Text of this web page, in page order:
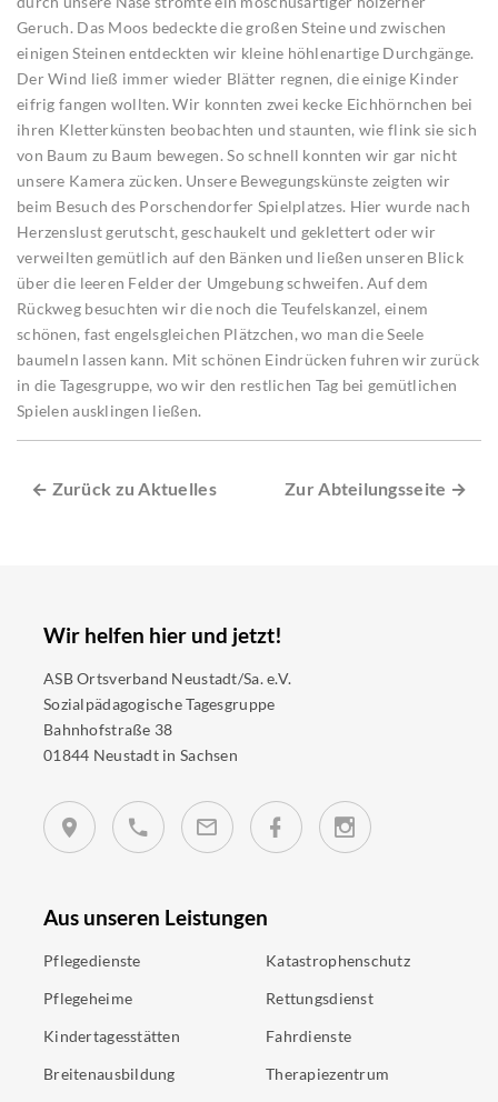
Geruch. Das Moos bedeckte die großen Steine und zwischen
einigen Steinen entdeckten wir kleine höhlenartige Durchgänge.
Der Wind ließ immer wieder Blätter regnen, die einige Kinder
eifrig fangen wollten. Wir konnten zwei kecke Eichhörnchen bei
ihren Kletterkünsten beobachten und staunten, wie flink sie sich
von Baum zu Baum bewegen. So schnell konnten wir gar nicht
unsere Kamera zücken. Unsere Bewegungskünste zeigten wir
beim Besuch des Porschendorfer Spielplatzes. Hier wurde nach
Herzenslust gerutscht, geschaukelt und geklettert oder wir
verweilten gemütlich auf den Bänken und ließen unseren Blick
über die leeren Felder der Umgebung schweifen. Auf dem
Rückweg besuchten wir die noch die Teufelskanzel, einem
schönen, fast engelsgleichen Plätzchen, wo man die Seele
baumeln lassen kann. Mit schönen Eindrücken fuhren wir zurück
in die Tagesgruppe, wo wir den restlichen Tag bei gemütlichen
Spielen ausklingen ließen.
← Zurück zu Aktuelles Zur Abteilungsseite →
Wir helfen hier und jetzt!
ASB Ortsverband Neustadt/Sa. e.V.
Sozialpädagogische Tagesgruppe
Bahnhofstraße 38
01844 Neustadt in Sachsen
Aus unseren Leistungen
Pflegedienste
Pflegeheime
Kindertagesstätten
Breitenausbildung
Katastrophenschutz
Rettungsdienst
Fahrdienste
Therapiezentrum